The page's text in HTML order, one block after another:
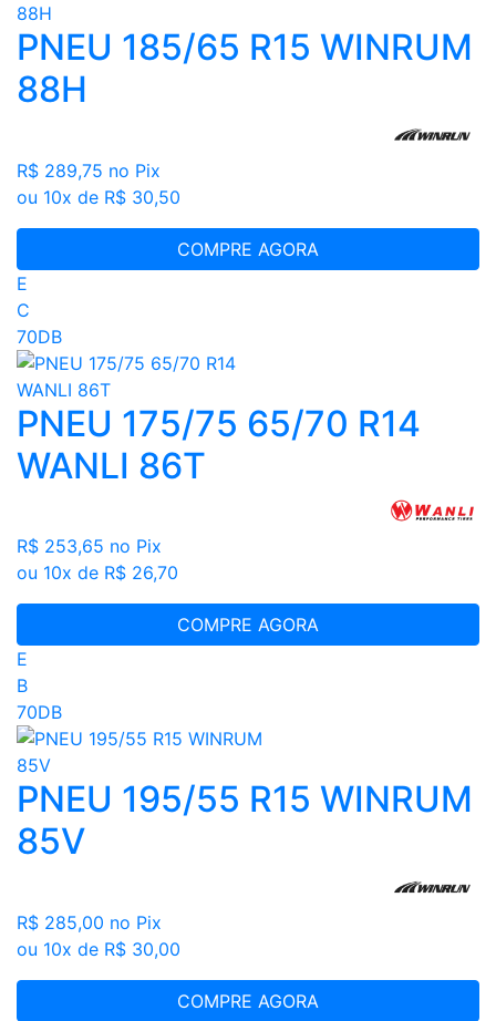
PNEU 185/65 R15 WINRUM
88H
R$ 289,75 no Pix
ou 10x de R$ 30,50
COMPRE AGORA
E
C
70DB
PNEU 175/75 65/70 R14
WANLI 86T
R$ 253,65 no Pix
ou 10x de R$ 26,70
COMPRE AGORA
E
B
70DB
PNEU 195/55 R15 WINRUM
85V
R$ 285,00 no Pix
ou 10x de R$ 30,00
COMPRE AGORA